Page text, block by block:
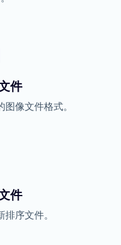
件
像文件格式。
件
序文件。